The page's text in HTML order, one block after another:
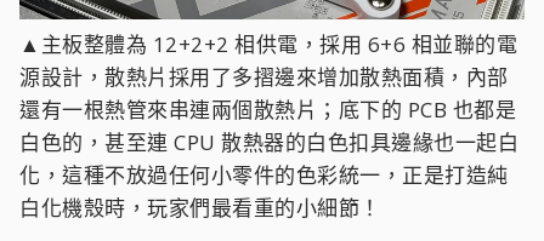
▲主板整體為 12+2+2 相供電，採用 6+6 相並聯的電
源設計，散熱片採用了多摺邊來增加散熱面積，內部
還有一根熱管來串連兩個散熱片；底下的 PCB 也都是
白色的，甚至連 CPU 散熱器的白色扣具邊緣也一起白
化，這種不放過任何小零件的色彩統一，正是打造純
白化機殼時，玩家們最看重的小細節！